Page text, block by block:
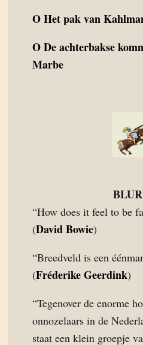
OHet pak van
ODe achterbakse
Marbe
“How does it feel to be
(David Bowie)
“Breedveld is een
(Fréderike Geerdink)
“Tegenover de enorme
onnozelaars in de
staat een klein groepje